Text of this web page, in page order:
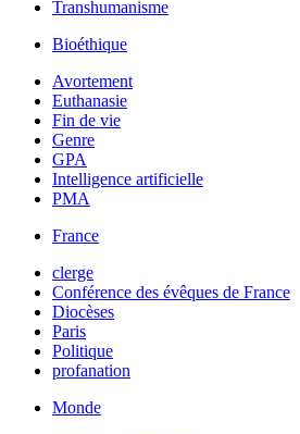
Transhumanisme
Bioéthique
Avortement
Euthanasie
Fin de vie
Genre
GPA
Intelligence artificielle
PMA
France
clerge
Conférence des évêques de France
Diocèses
Paris
Politique
profanation
Monde